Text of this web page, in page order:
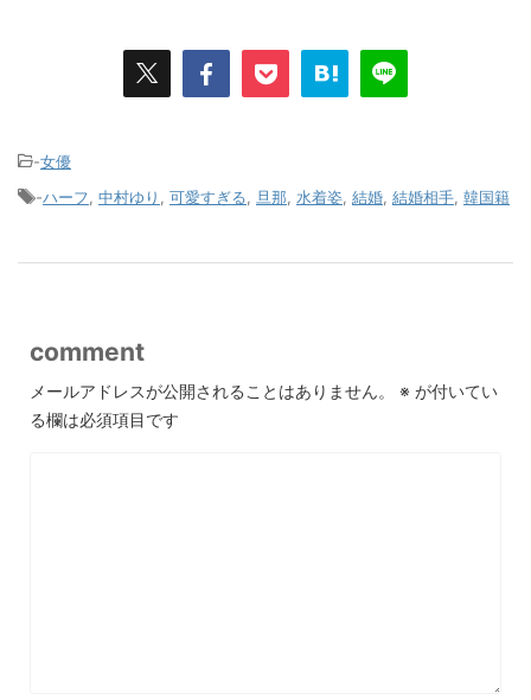
-女優
-ハーフ 中村ゆり 可愛すぎる 旦那 水着姿 結婚 結婚相手 韓国籍
comment
メールアドレスが公開されることはありません。 ※ が付いてい
る欄は必須項目です